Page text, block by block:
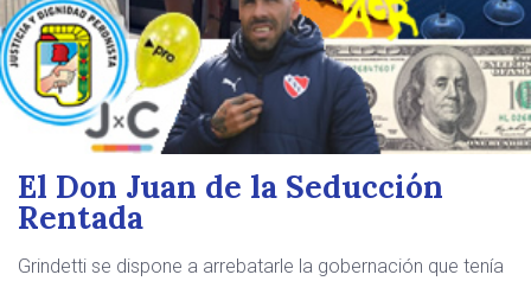
El Don Juan de la Seducción
Rentada
Grindetti se dispone a arrebatarle la gobernación que tenía